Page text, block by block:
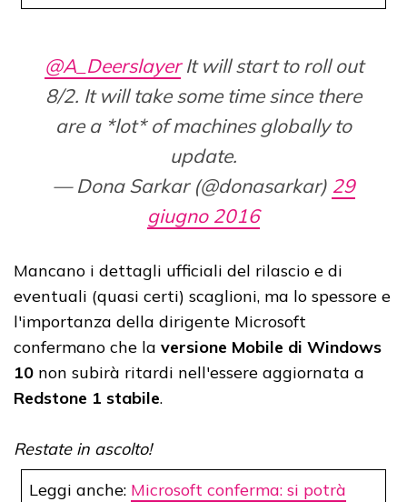
@A_DeerslayerIt will start to roll out
8/2. It will take some time since there
are a *lot* of machines globally to
update.
— Dona Sarkar (@donasarkar) 29
giugno 2016
Mancano i dettagli ufficiali del rilascio e di
eventuali (quasi certi) scaglioni, ma lo spessore e
l'importanza della dirigente Microsoft
confermano che la versione Mobile di Windows
10 non subirà ritardi nell'essere aggiornata a
Redstone 1 stabile.
Restate in ascolto!
Leggi anche: Microsoft conferma: si potrà